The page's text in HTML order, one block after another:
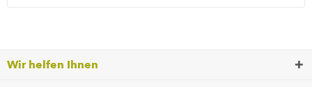
Wir helfen Ihnen